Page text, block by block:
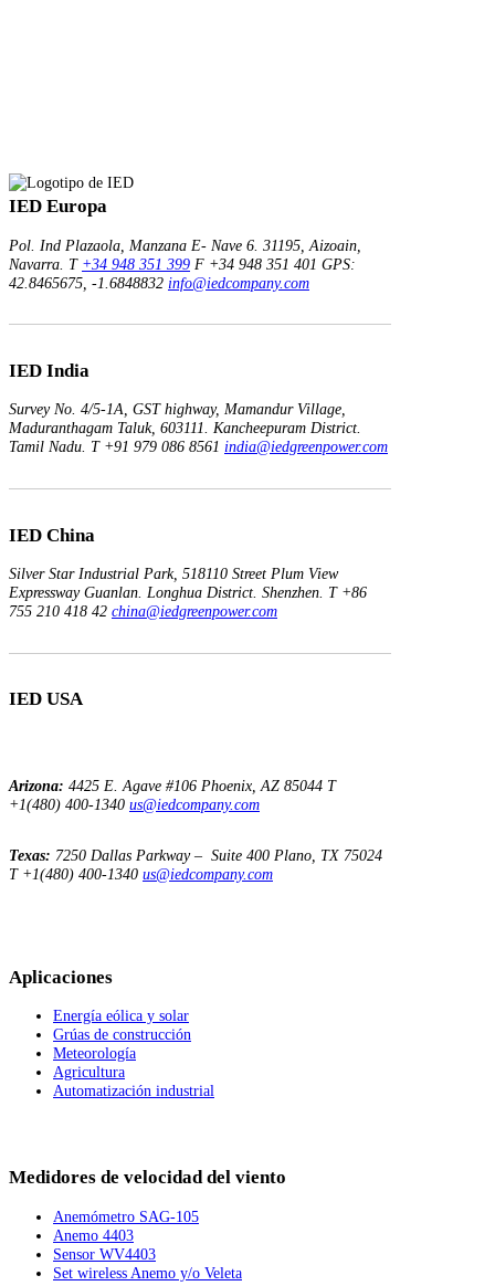
IED Europa
Pol. Ind Plazaola, Manzana E- Nave 6. 31195, Aizoain,
Navarra. T +34 948 351 399 F +34 948 351 401 GPS:
42.8465675, -1.6848832 info@iedcompany.com
IED India
Survey No. 4/5-1A, GST highway, Mamandur Village,
Maduranthagam Taluk, 603111. Kancheepuram District.
Tamil Nadu. T +91 979 086 8561 india@iedgreenpower.com
IED China
Silver Star Industrial Park, 518110 Street Plum View
Expressway Guanlan. Longhua District. Shenzhen. T +86
755 210 418 42 china@iedgreenpower.com
IED USA
Arizona: 4425 E. Agave #106 Phoenix, AZ 85044 T
+1(480) 400-1340 us@iedcompany.com
Texas: 7250 Dallas Parkway – Suite 400 Plano, TX 75024
T +1(480) 400-1340 us@iedcompany.com
Aplicaciones
Energía eólica y solar
Grúas de construcción
Meteorología
Agricultura
Automatización industrial
Medidores de velocidad del viento
Anemómetro SAG-105
Anemo 4403
Sensor WV4403
Set wireless Anemo y/o Veleta